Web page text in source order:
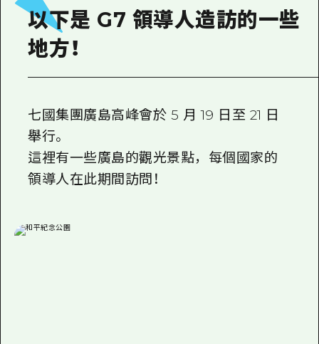
2晚3天
志願者指南
照片下載
廣島縣觀光宣傳冊
以下是 G7 領導人造訪的一些
地方！
七國集團廣島高峰會於 5 月 19 日至 21 日
舉行。
這裡有一些廣島的觀光景點，每個國家的
領導人在此期間訪問！